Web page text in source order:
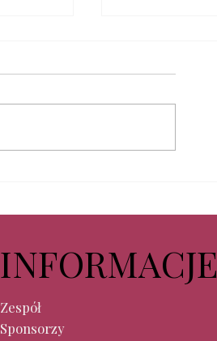
INFORMACJE
Zespół
Sponsorzy